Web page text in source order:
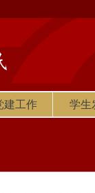
建工作 学生